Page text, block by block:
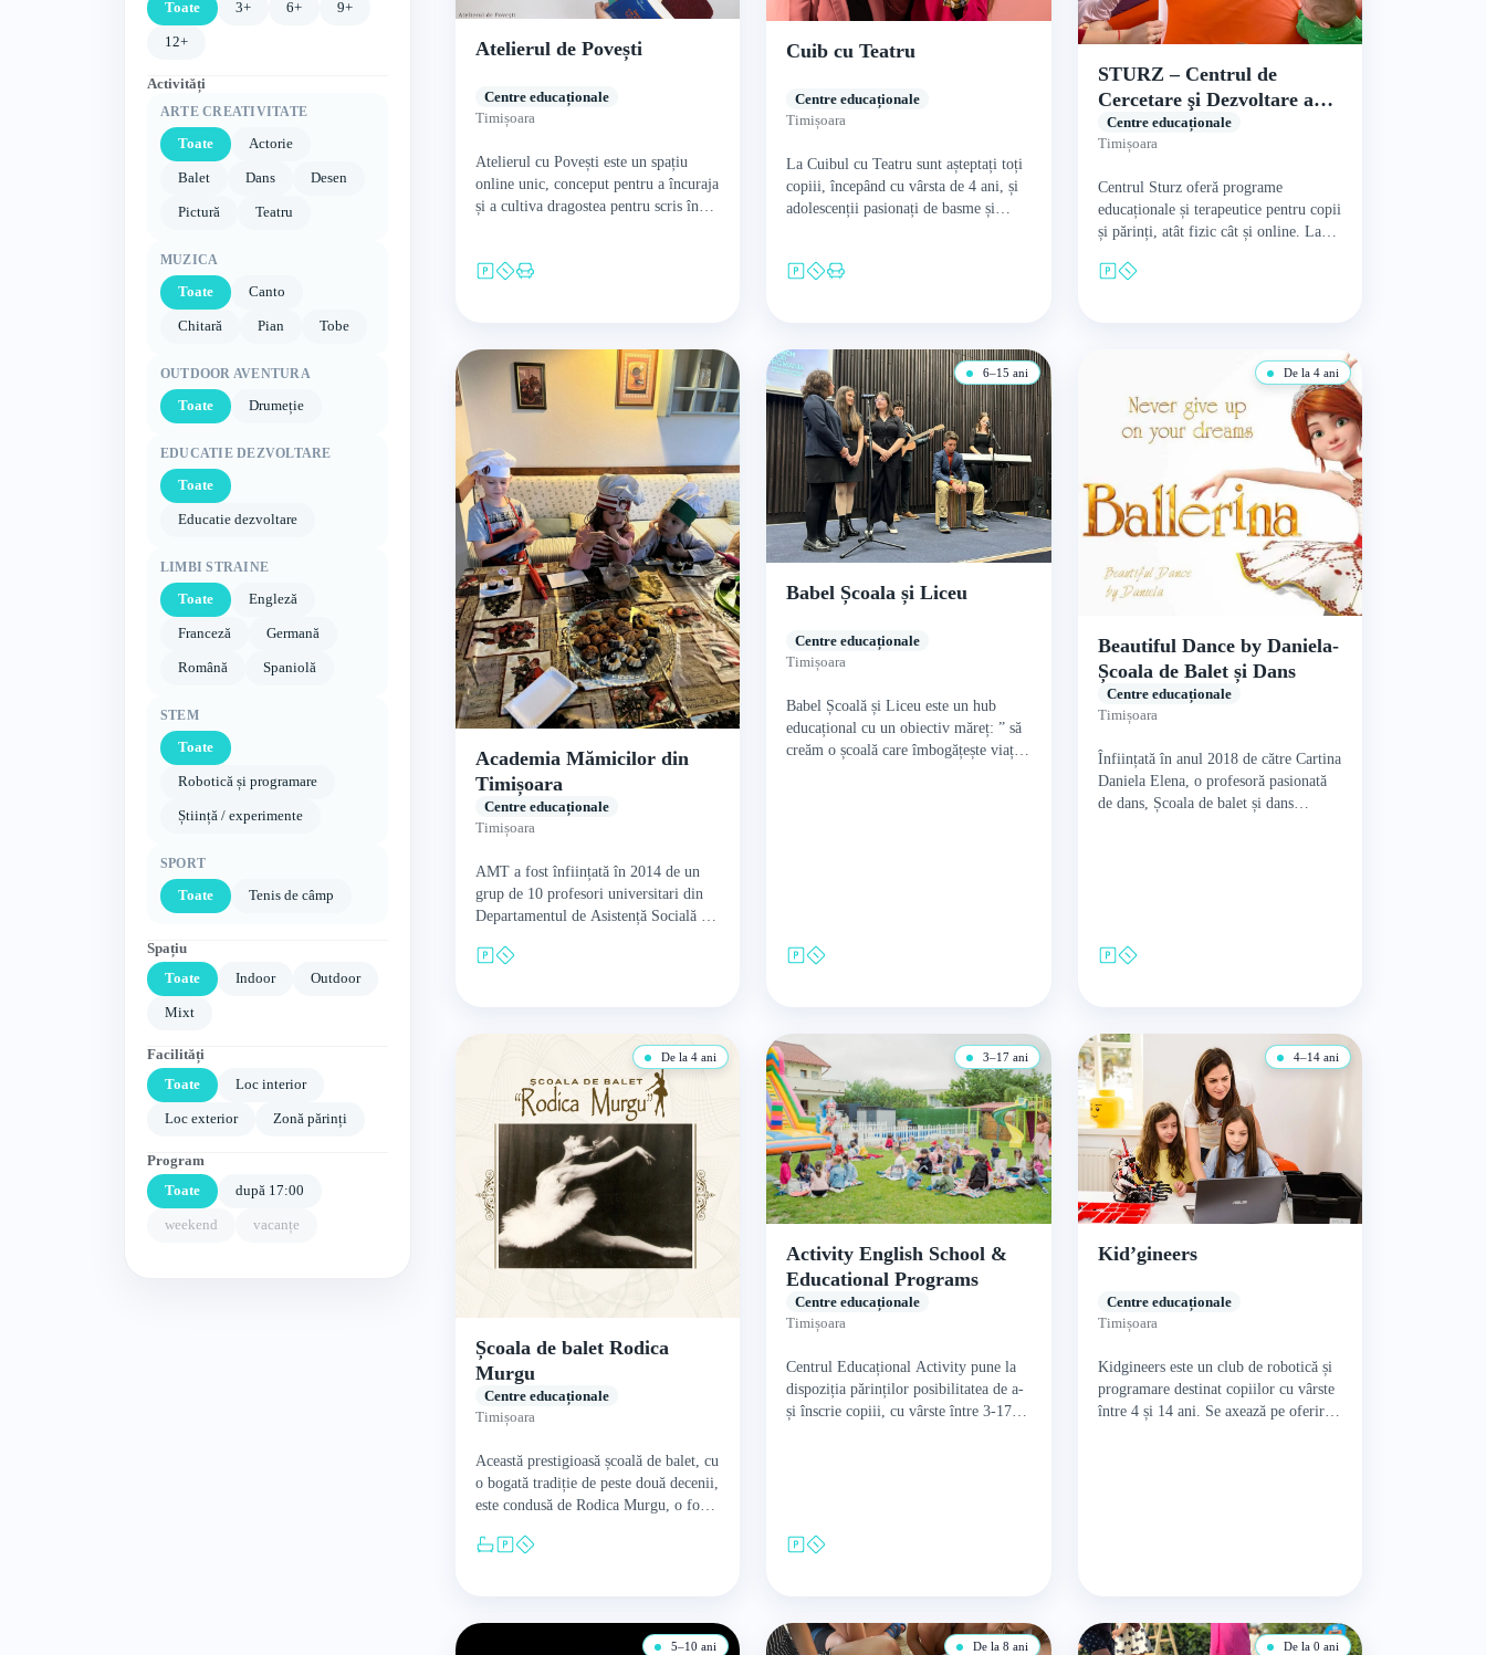
Toate
3+ 6+ 9+
12+
Activități
ARTE CREATIVITATE
Toate Actorie
Balet Dans Desen
Pictură Teatru
MUZICA
Toate Canto
Chitară Pian Tobe
OUTDOOR AVENTURA
Toate Drumeție
EDUCATIE DEZVOLTARE
Toate
Educatie dezvoltare
LIMBI STRAINE
Toate Engleză
Franceză Germană
Română Spaniolă
STEM
Toate
Robotică și programare
Știință / experimente
SPORT
Toate Tenis de câmp
Spațiu
Toate
Indoor Outdoor
Mixt
Facilități
Toate
Loc interior
Loc exterior Zonă părinți
Program
Toate
după 17:00
weekend vacanțe
Atelierul de Povești
Centre educaționale
Timișoara
Atelierul cu Povești este un spațiu
online unic, conceput pentru a încuraja
și a cultiva dragostea pentru scris în
Cuib cu Teatru
Centre educaționale
Timișoara
La Cuibul cu Teatru sunt așteptați toți
copiii, începând cu vârsta de 4 ani, și
adolescenții pasionați de basme și
STURZ – Centrul de
Cercetare şi Dezvoltare a
Educaţiei pentru Familie
Centre educaționale
Timișoara
Centrul Sturz oferă programe
educaționale și terapeutice pentru copii
și părinți, atât fizic cât și online. La
experți în…
Academia Mămicilor din
Timișoara
Centre educaționale
Timișoara
AMT a fost înființată în 2014 de un
grup de 10 profesori universitari din
Departamentul de Asistență Socială al
având misiunea…
6–15 ani
Babel Școala și Liceu
Centre educaționale
Timișoara
Babel Școală și Liceu este un hub
educațional cu un obiectiv măreț: ” să
creăm o școală care îmbogățește viața,
De la 4 ani
Beautiful Dance by Daniela-
Școala de Balet și Dans
Centre educaționale
Timișoara
Înființată în anul 2018 de către Cartina
Daniela Elena, o profesoră pasionată
de dans, Școala de balet și dans
De la 4 ani
Școala de balet Rodica
Murgu
Centre educaționale
Timișoara
Această prestigioasă școală de balet, cu
o bogată tradiție de peste două decenii,
este condusă de Rodica Murgu, o fostă
și…
3–17 ani
Activity English School &
Educational Programs
Centre educaționale
Timișoara
Centrul Educațional Activity pune la
dispoziția părinților posibilitatea de a-
și înscrie copiii, cu vârste între 3-17
4–14 ani
Kid’gineers
Centre educaționale
Timișoara
Kidgineers este un club de robotică și
programare destinat copiilor cu vârste
între 4 și 14 ani. Se axează pe oferirea
5–10 ani De la 8 ani De la 0 ani